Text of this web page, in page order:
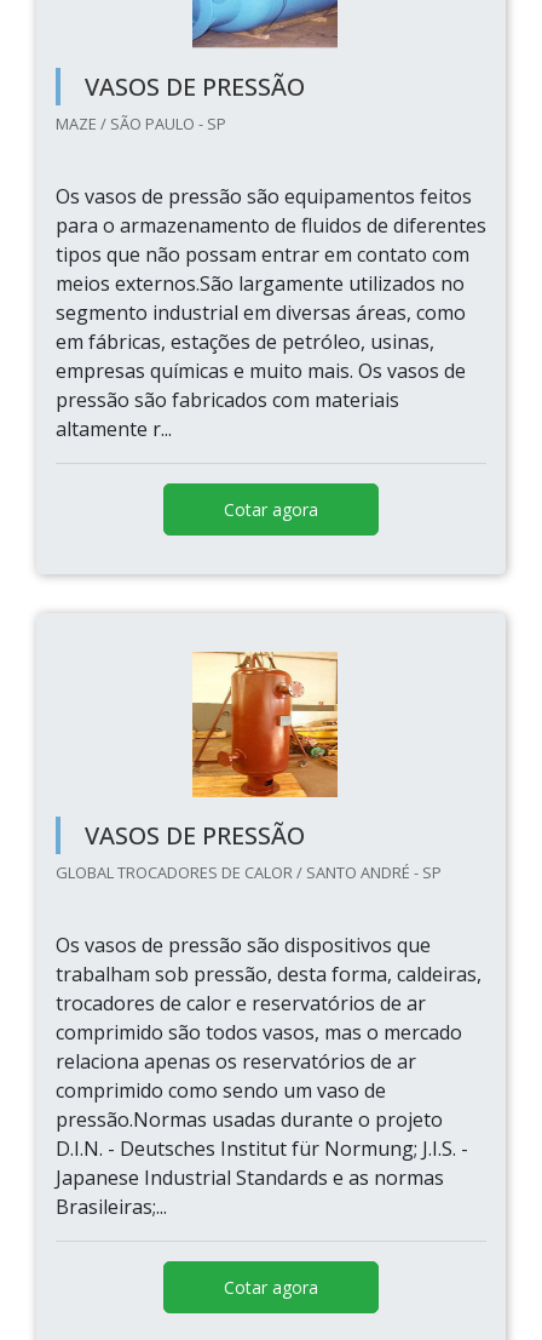
VASOS DE PRESSÃO
MAZE / SÃO PAULO - SP
Os vasos de pressão são equipamentos feitos
para o armazenamento de fluidos de diferentes
tipos que não possam entrar em contato com
meios externos.São largamente utilizados no
segmento industrial em diversas áreas, como
em fábricas, estações de petróleo, usinas,
empresas químicas e muito mais. Os vasos de
pressão são fabricados com materiais
altamente r...
Cotar agora
VASOS DE PRESSÃO
GLOBAL TROCADORES DE CALOR / SANTO ANDRÉ - SP
Os vasos de pressão são dispositivos que
trabalham sob pressão, desta forma, caldeiras,
trocadores de calor e reservatórios de ar
comprimido são todos vasos, mas o mercado
relaciona apenas os reservatórios de ar
comprimido como sendo um vaso de
pressão.Normas usadas durante o projeto
D.I.N. - Deutsches Institut für Normung; J.I.S. -
Japanese Industrial Standards e as normas
Brasileiras;...
Cotar agora